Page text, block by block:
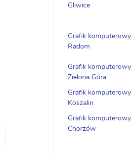
Gliwice
Grafik komputerowy
Radom
Grafik komputerowy
Zielona Góra
Grafik komputerowy
Koszalin
Grafik komputerowy
Chorzów